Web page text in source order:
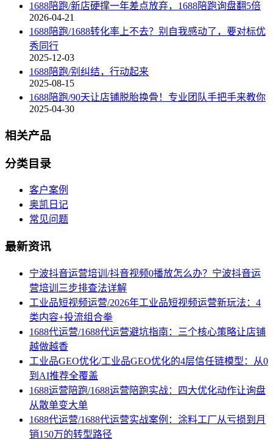
1688陪跑/新店硬撑一年差点放弃，1688陪跑询盘翻5倍
2026-04-21
1688陪跑/1688转化率上不去？别自我感动了，要对标优
秀同行
2025-12-03
1688陪跑/别纠结，行动起来
2025-08-15
1688陪跑/90天让店铺脱胎换骨！专业团队手把手来教你
2025-04-30
相关产品
分类目录
客户案例
奥凯日记
常见问题
最新资讯
宁波抖音运营培训/抖音视频0播放怎么办？宁波抖音运
营培训三步排查法详解
工业品短视频运营/2026年工业品短视频运营新玩法：4
类内容+投流组合拳
1688代运营/1688代运营避坑指南：三个核心策略让店铺
越做越香
工业品GEO优化/工业品GEO优化的4层信任链模型：从0
到AI推荐全覆盖
1688运营陪跑/1688运营陪跑实战：四大优化动作让询盘
从散单变大单
1688代运营/1688代运营实战案例：涂料工厂从亏损到月
销150万的转型路径